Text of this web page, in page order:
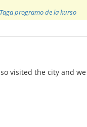
programo de la kurso
visited the city and